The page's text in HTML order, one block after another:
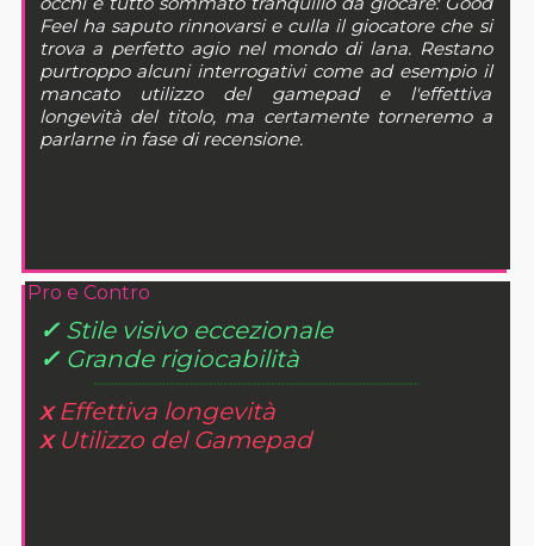
Feel ha saputo rinnovarsi e culla il giocatore che si
trova a perfetto agio nel mondo di lana. Restano
purtroppo alcuni interrogativi come ad esempio il
mancato utilizzo del gamepad e l'effettiva
longevità del titolo, ma certamente torneremo a
parlarne in fase di recensione.
Pro e Contro
✓ Stile visivo eccezionale
✓ Grande rigiocabilità
xEffettiva longevità
x Utilizzo del Gamepad